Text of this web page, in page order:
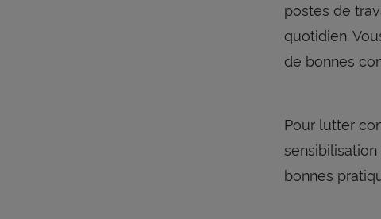
postes de
quotidien.
de bonnes
Pour lutter
bonnes